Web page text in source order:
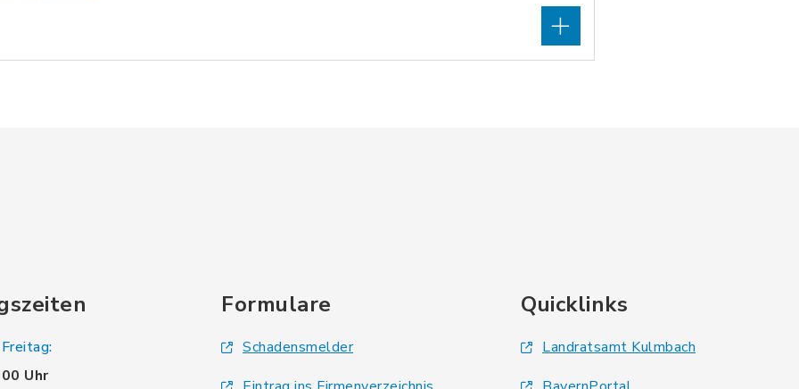
Uhr
Formulare
Schadensmelder
Quicklinks
Landratsamt Kulmbach